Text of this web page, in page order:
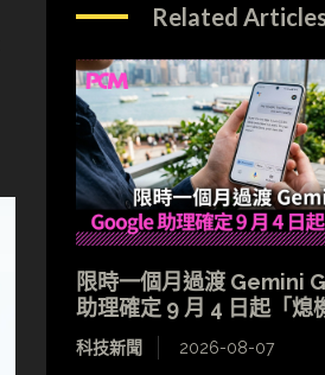
Related
限時一個月過渡 Gemini
助理確定 9 月 4 日起「熄
科技新聞 2026-08-07